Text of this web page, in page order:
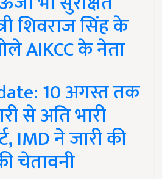
शिवराज सिंह के
AIKCC के नेता
10 अगस्त तक
से अति भारी
IMD ने जारी की
चेतावनी